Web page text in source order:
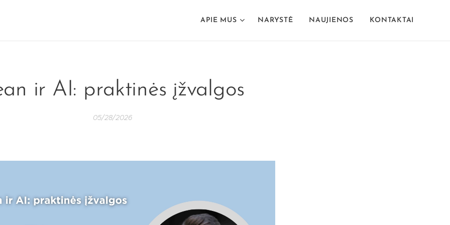
APIE MUS NARYSTĖ NAUJIENOS KONTAKTAI
ir AI: praktinės įžvalgos
05/28/2026